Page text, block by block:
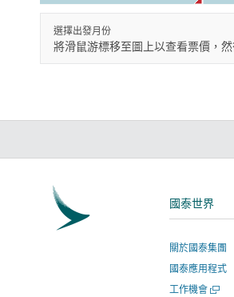
選擇出發月份
將滑鼠游標移至圖上以查看票價，
國泰世界
關於國泰集團
國泰應用程式
工作機會開